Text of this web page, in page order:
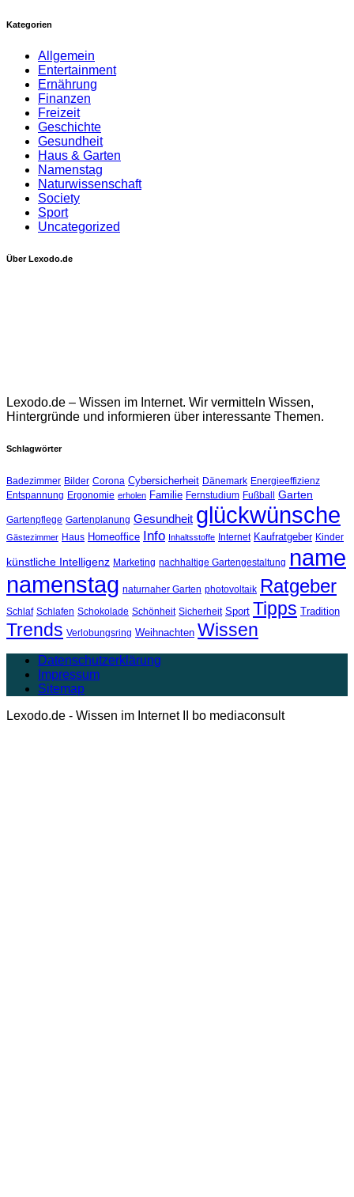
Kategorien
Allgemein
Entertainment
Ernährung
Finanzen
Freizeit
Geschichte
Gesundheit
Haus & Garten
Namenstag
Naturwissenschaft
Society
Sport
Uncategorized
Über Lexodo.de
Lexodo.de – Wissen im Internet. Wir vermitteln Wissen,
Hintergründe und informieren über interessante Themen.
Schlagwörter
Badezimmer Bilder Corona Cybersicherheit Dänemark Energieeffizienz
Entspannung Ergonomie erholen Familie Fernstudium Fußball Garten
Gartenpflege Gartenplanung Gesundheit glückwünsche
Gästezimmer Haus Homeoffice Info Inhaltsstoffe Internet Kaufratgeber Kinder
künstliche Intelligenz Marketing nachhaltige Gartengestaltung name
namenstag naturnaher Garten photovoltaik Ratgeber
Schlaf Schlafen Schokolade Schönheit Sicherheit Sport Tipps Tradition
Trends Verlobungsring Weihnachten Wissen
Datenschutzerklärung
Impressum
Sitemap
Lexodo.de - Wissen im Internet II bo mediaconsult